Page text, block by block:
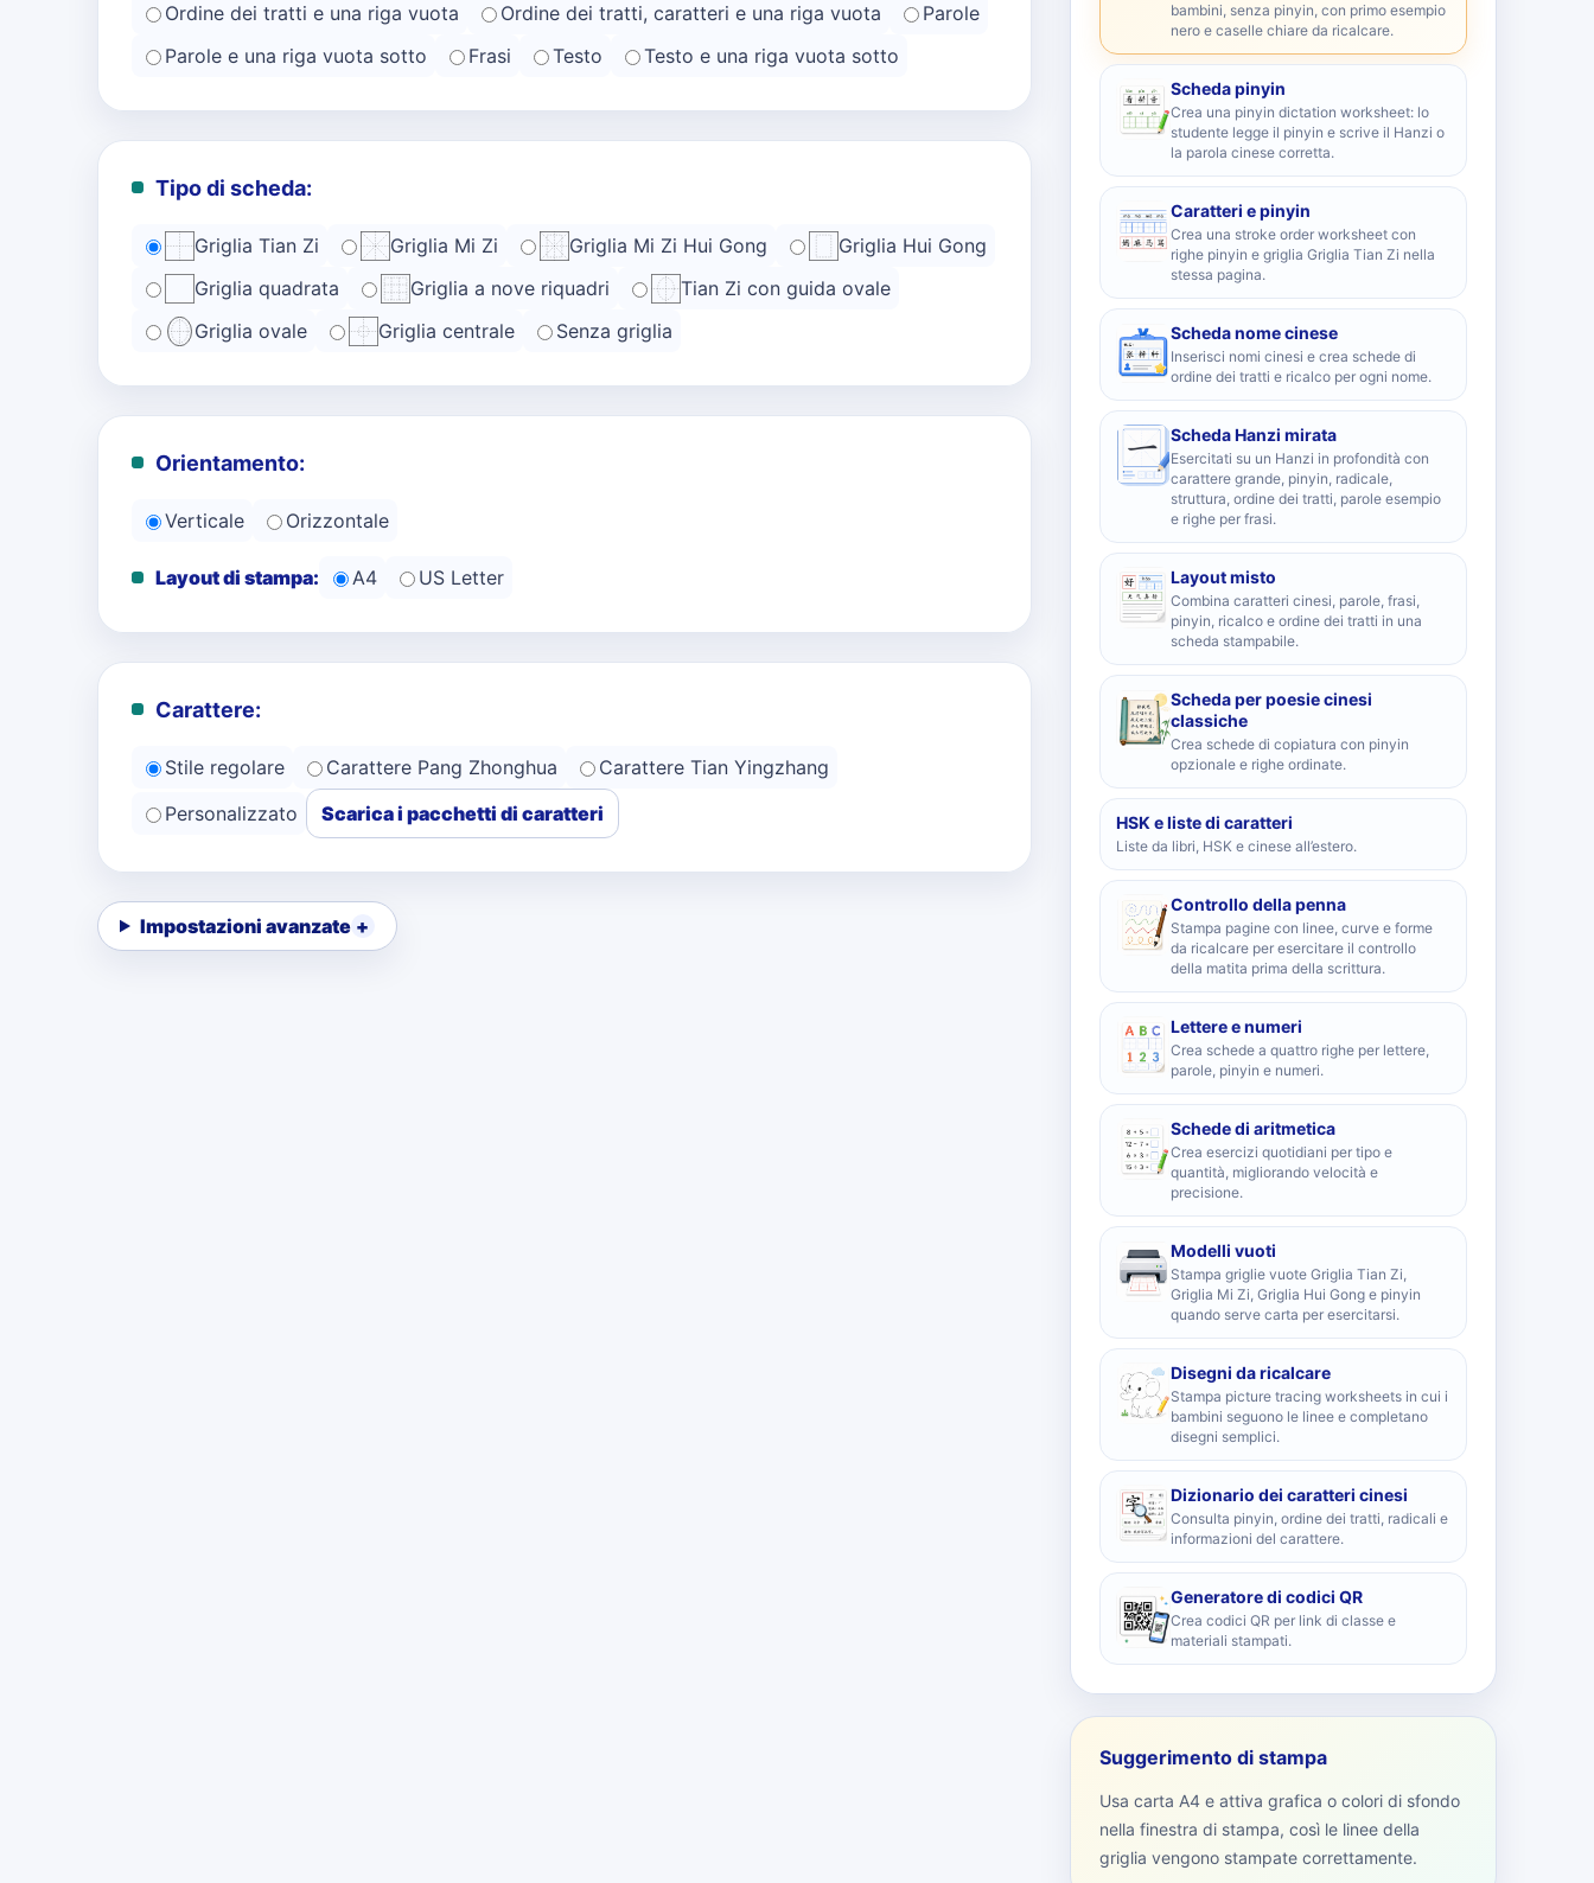
Ordine dei tratti e una riga vuota
Ordine dei tratti, caratteri e una riga vuota
Parole
Parole e una riga vuota sotto
Frasi Testo Testo e una riga vuota sotto
Tipo di scheda:
Griglia Tian Zi Griglia Mi Zi Griglia Mi Zi Hui Gong
Griglia Hui Gong
Griglia quadrata
Griglia a nove riquadri
Tian Zi con guida ovale
Griglia ovale
Griglia centrale Senza griglia
Orientamento:
Verticale Orizzontale
Layout di stampa: A4 US Letter
Carattere:
Stile regolare Carattere Pang Zhonghua
Carattere Tian Yingzhang
Personalizzato
Scarica i pacchetti di caratteri
Impostazioni avanzate
bambini, senza pinyin, con primo esempio
nero e caselle chiare da ricalcare.
Scheda pinyin
Crea una pinyin dictation worksheet: lo
studente legge il pinyin e scrive il Hanzi o
la parola cinese corretta.
Caratteri e pinyin
Crea una stroke order worksheet con
righe pinyin e griglia Griglia Tian Zi nella
stessa pagina.
Scheda nome cinese
Inserisci nomi cinesi e crea schede di
ordine dei tratti e ricalco per ogni nome.
Scheda Hanzi mirata
Esercitati su un Hanzi in profondità con
carattere grande, pinyin, radicale,
struttura, ordine dei tratti, parole esempio
e righe per frasi.
Layout misto
Combina caratteri cinesi, parole, frasi,
pinyin, ricalco e ordine dei tratti in una
scheda stampabile.
Scheda per poesie cinesi
classiche
Crea schede di copiatura con pinyin
opzionale e righe ordinate.
HSK e liste di caratteri
Liste da libri, HSK e cinese all’estero.
Controllo della penna
Stampa pagine con linee, curve e forme
da ricalcare per esercitare il controllo
della matita prima della scrittura.
Lettere e numeri
Crea schede a quattro righe per lettere,
parole, pinyin e numeri.
Schede di aritmetica
Crea esercizi quotidiani per tipo e
quantità, migliorando velocità e
precisione.
Modelli vuoti
Stampa griglie vuote Griglia Tian Zi,
Griglia Mi Zi, Griglia Hui Gong e pinyin
quando serve carta per esercitarsi.
Disegni da ricalcare
Stampa picture tracing worksheets in cui i
bambini seguono le linee e completano
disegni semplici.
Dizionario dei caratteri cinesi
Consulta pinyin, ordine dei tratti, radicali e
informazioni del carattere.
Generatore di codici QR
Crea codici QR per link di classe e
materiali stampati.
Suggerimento di stampa
Usa carta A4 e attiva grafica o colori di sfondo
nella finestra di stampa, così le linee della
griglia vengono stampate correttamente.